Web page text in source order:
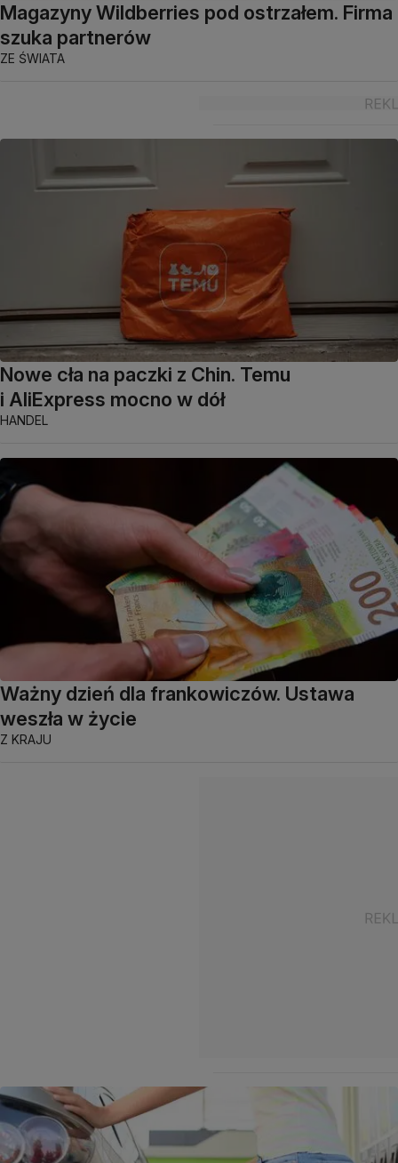
Magazyny Wildberries pod ostrzałem. Firma
szuka partnerów
ZE ŚWIATA
Nowe cła na paczki z Chin. Temu
i AliExpress mocno w dół
HANDEL
Ważny dzień dla frankowiczów. Ustawa
weszła w życie
Z KRAJU